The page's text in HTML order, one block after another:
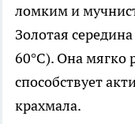
ломким и
Золотая
60°C). Она мягко
способствует
крахмала.